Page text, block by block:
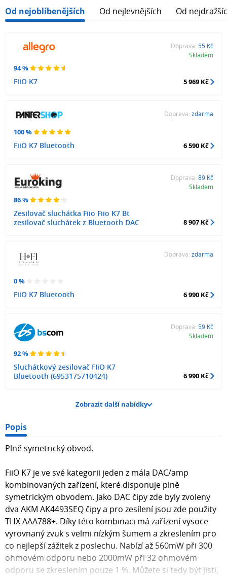
Od nejoblíbenějších Od nejlevnějších Od
94 %
FiiO K7
Doprava: 55 Kč
Skladem
5 969 Kč
100 %
FiiO K7 Bluetooth
Doprava: zdarma
6 590 Kč
86 %
Zesilovač sluchátka Fiio Fiio K7 Bt
zesilovač sluchátek z Bluetooth DAC
Doprava: 89 Kč
Skladem
8 907 Kč
0 %
FiiO K7 Bluetooth
Doprava: zdarma
6 990 Kč
92 %
Sluchátkový zesilovač FIiO K7
Bluetooth (6953175710424)
Doprava: 59 Kč
Skladem
6 990 Kč
Zobrazit další nabídky
Popis
Plně symetrický obvod.
FiiO K7 je ve své kategorii jeden z mála DAC/amp
kombinovaných zařízení, které disponuje plně
symetrickým obvodem. Jako DAC čipy zde byly zvoleny
dva AKM AK4493SEQ čipy a pro zesílení jsou zde použity
THX AAA788+. Díky této kombinaci má zařízení vysoce
vyrovnaný zvuk s velmi nízkým šumem a zkreslením pro
co nejlepší zážitek z poslechu. Nabízí až 560mW při 300
ohmovém odporu nebo 2000mW při 32 ohmovém
odporu se zkreslením pouze 1 %. Můžete si tedy být jisti,